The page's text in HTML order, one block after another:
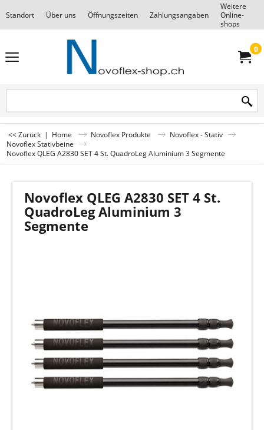
Standort Über uns Öffnungszeiten Zahlungsangaben
Weitere
Online-
shops
0
<< Zurück | Home Novoflex Produkte
Novoflex - Stativ
Novoflex Stativbeine
Novoflex QLEG A2830 SET 4 St. QuadroLeg Aluminium 3 Segmente
Novoflex QLEG A2830 SET 4 St.
QuadroLeg Aluminium 3
Segmente